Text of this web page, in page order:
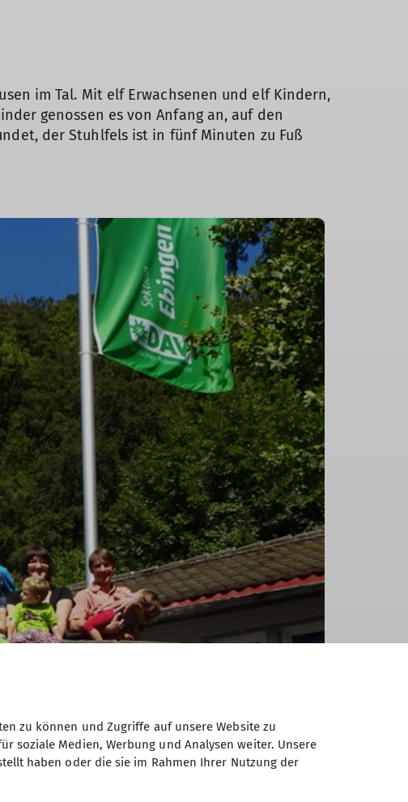
im Tal. Mit elf Erwachsenen und elf Kindern,
genossen es von Anfang an, auf den
der Stuhlfels ist in fünf Minuten zu Fuß
zu können und Zugriffe auf unsere Website zu
soziale Medien, Werbung und Analysen weiter. Unsere
haben oder die sie im Rahmen Ihrer Nutzung der